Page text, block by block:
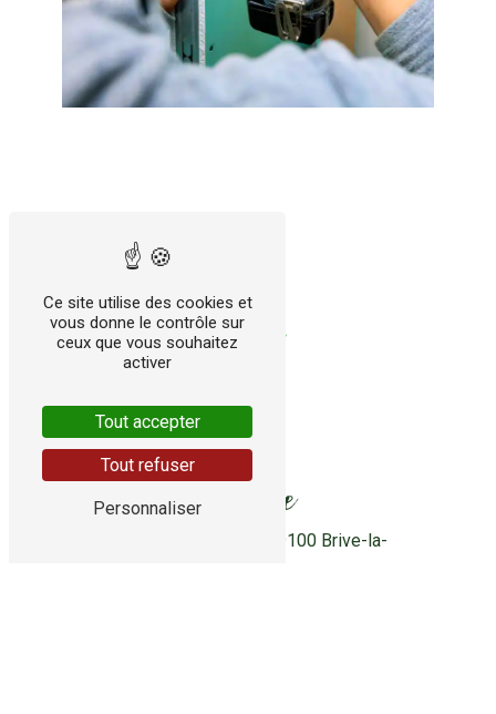
Adresse
19100 Brive-la-
Ce site utilise des cookies et
vous donne le contrôle sur
ceux que vous souhaitez
activer
Tout accepter
Tout refuser
Personnaliser